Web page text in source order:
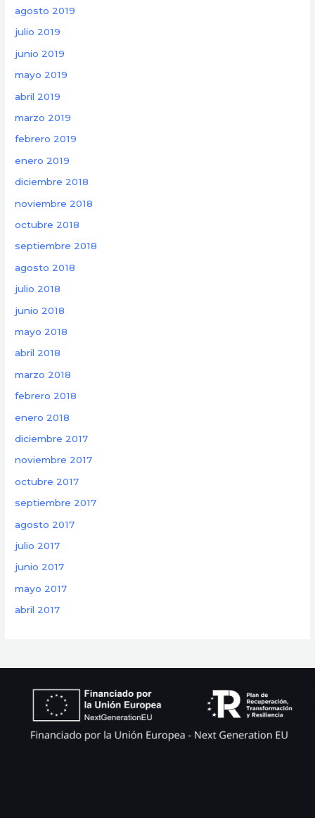
agosto 2019
julio 2019
junio 2019
mayo 2019
abril 2019
marzo 2019
febrero 2019
enero 2019
diciembre 2018
noviembre 2018
octubre 2018
septiembre 2018
agosto 2018
julio 2018
junio 2018
mayo 2018
abril 2018
marzo 2018
febrero 2018
enero 2018
diciembre 2017
noviembre 2017
octubre 2017
septiembre 2017
agosto 2017
julio 2017
junio 2017
mayo 2017
abril 2017